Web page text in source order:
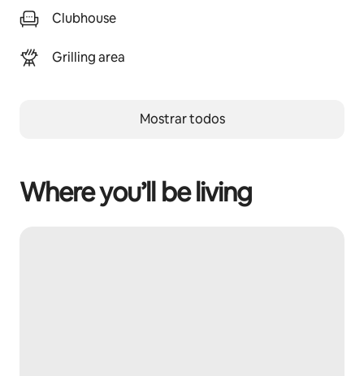
Clubhouse
Grilling area
Mostrar todos
Where you’ll be living